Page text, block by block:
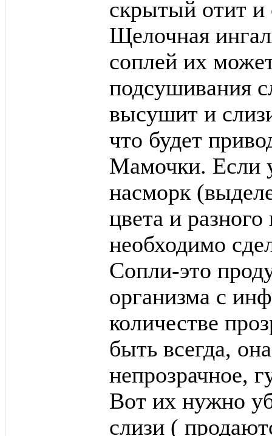
скрытый отит и
Щелочная
соплей их
подсушивания
высушит и
что будет
Мамочки. Если
насморк
цвета и
необходимо
Сопли-это
организма с
количестве
быть всегда,
непрозрачное,
Вот их нужно
слизи (